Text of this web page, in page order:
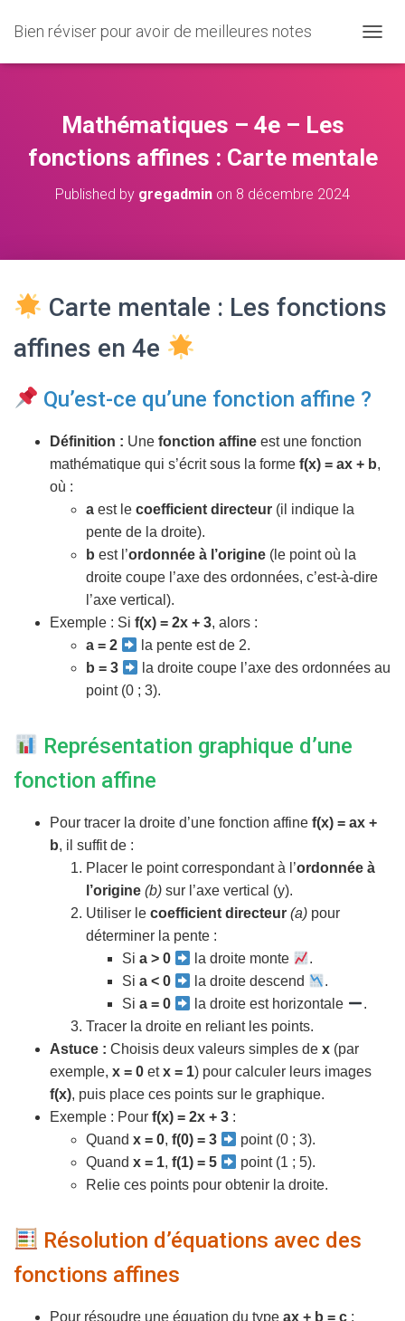
Bien réviser pour avoir de meilleures notes
U
F
N
N
Mathématiques – 4e – Les
fonctions affines : Carte mentale
Published by gregadmin on 8 décembre 2024
Carte mentale : Les fonctions
affines en 4e
Qu’est-ce qu’une fonction affine ?
Définition : Une fonction affine est une fonction
mathématique qui s’écrit sous la forme f(x) = ax + b,
où :
a est le coefficient directeur (il indique la
pente de la droite).
b est l’ordonnée à l’origine (le point où la
droite coupe l’axe des ordonnées, c’est-à-dire
l’axe vertical).
Exemple : Si f(x) = 2x + 3, alors :
a = 2
la pente est de 2.
b = 3
la droite coupe l’axe des ordonnées au
point (0 ; 3).
Représentation graphique d’une
fonction affine
Pour tracer la droite d’une fonction affine f(x) = ax +
b, il suffit de :
Placer le point correspondant à l’ordonnée à
l’origine (b) sur l’axe vertical (y).
Utiliser le coefficient directeur (a) pour
déterminer la pente :
Si a > 0 la droite monte
.
Si a < 0 la droite descend
.
Si a = 0 la droite est horizontale
.
Tracer la droite en reliant les points.
Astuce : Choisis deux valeurs simples de x (par
exemple, x = 0 etx = 1) pour calculer leurs images
f(x), puis place ces points sur le graphique.
Exemple : Pour f(x) = 2x + 3 :
Quand x = 0, f(0) = 3
point (0 ; 3).
Quand x = 1, f(1) = 5
point (1 ; 5).
Relie ces points pour obtenir la droite.
Résolution d’équations avec des
fonctions affines
Pour résoudre une équation du type ax + b = c :